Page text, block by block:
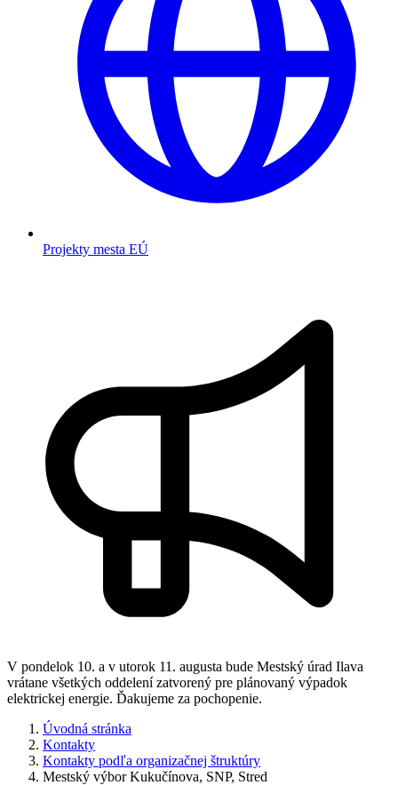
Projekty mesta EÚ
V pondelok 10. a v utorok 11. augusta bude Mestský úrad Ilava
vrátane všetkých oddelení zatvorený pre plánovaný výpadok
elektrickej energie. Ďakujeme za pochopenie.
Úvodná stránka
Kontakty
Kontakty podľa organizačnej štruktúry
Mestský výbor Kukučínova, SNP, Stred